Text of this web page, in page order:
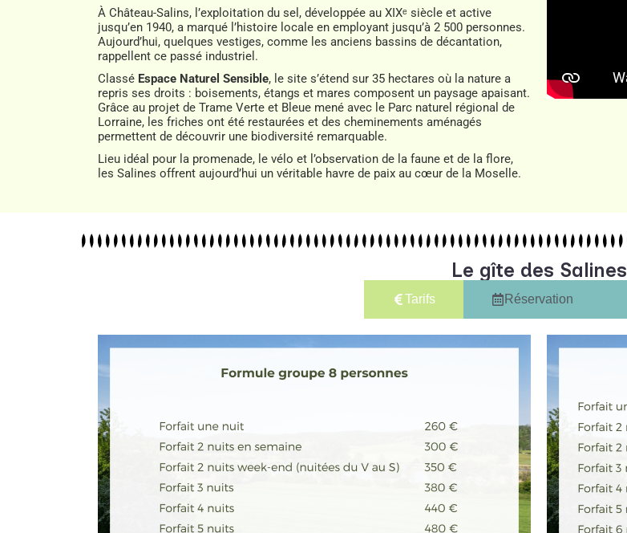
À Château-Salins, l’exploitation du sel, développée au XIXᵉ siècle et active
jusqu’en 1940, a marqué l’histoire locale en employant jusqu’à 2 500 personnes.
Aujourd’hui, quelques vestiges, comme les anciens bassins de décantation,
rappellent ce passé industriel.
Classé Espace Naturel Sensible, le site s’étend sur 35 hectares où la nature a
repris ses droits : boisements, étangs et mares composent un paysage apaisant.
Grâce au projet de Trame Verte et Bleue mené avec le Parc naturel régional de
Lorraine, les friches ont été restaurées et des cheminements aménagés
permettent de découvrir une biodiversité remarquable.
Lieu idéal pour la promenade, le vélo et l’observation de la faune et de la flore,
les Salines offrent aujourd’hui un véritable havre de paix au cœur de la Moselle.
Le gîte des Salines
Tarifs Réservation